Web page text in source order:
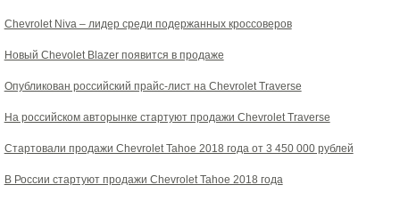
Chevrolet Niva – лидер среди подержанных кроссоверов
Новый Chevolet Blazer появится в продаже
Опубликован российский прайс-лист на Chevrolet Traverse
На российском авторынке стартуют продажи Chevrolet Traverse
Стартовали продажи Chevrolet Tahoe 2018 года от 3 450 000 рублей
В России стартуют продажи Chevrolet Tahoe 2018 года